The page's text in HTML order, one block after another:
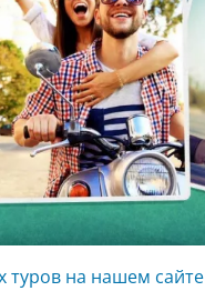
туров на нашем сайте